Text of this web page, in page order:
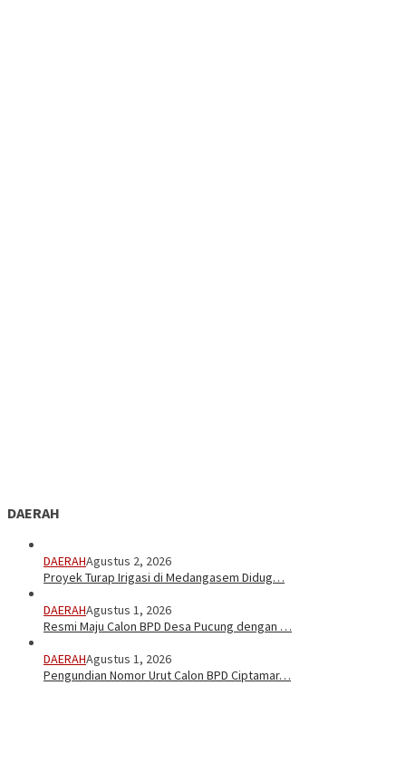
DAERAH
DAERAHAgustus 2, 2026
Proyek Turap Irigasi di Medangasem Didug…
DAERAHAgustus 1, 2026
Resmi Maju Calon BPD Desa Pucung dengan …
DAERAHAgustus 1, 2026
Pengundian Nomor Urut Calon BPD Ciptamar…